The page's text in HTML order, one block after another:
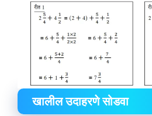
खालील उदाहरणे सोडवा